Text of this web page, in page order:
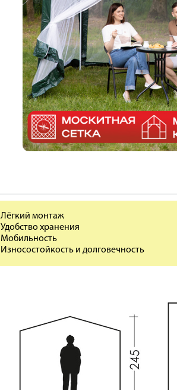
Лёгкий монтаж
Удобство хранения
Мобильность
Износостойкость и долговечность